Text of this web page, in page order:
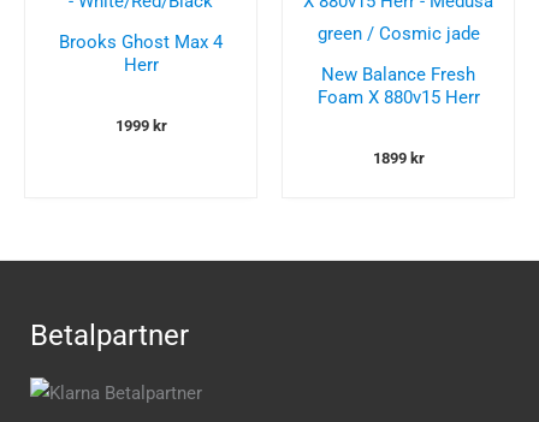
Brooks Ghost Max 4
Herr
1999 kr
New Balance Fresh
Foam X 880v15 Herr
1899 kr
Betalpartner